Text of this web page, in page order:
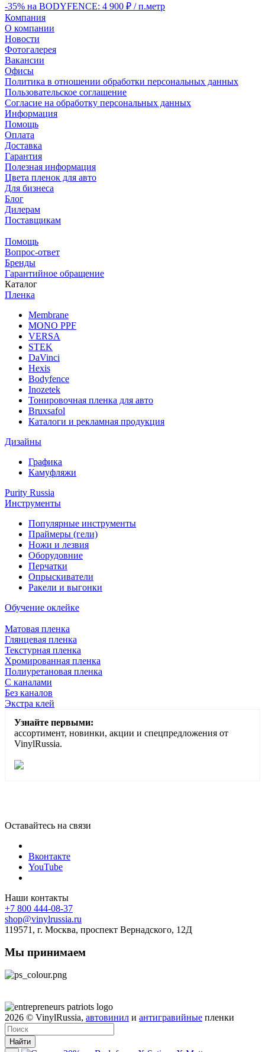
-35% на BODYFENCE: 4 900 ₽ / п.метр
Компания
О компании
Новости
Фотогалерея
Вакансии
Офисы
Политика в отношении обработки персональных данных
Пользовательское соглашение
Согласие на обработку персональных данных
Информация
Помощь
Оплата
Доставка
Гарантия
Полезная информация
Цвета пленок для авто
Для бизнеса
Блог
Дилерам
Поставщикам
Помощь
Вопрос-ответ
Бренды
Гарантийное обращение
Каталог
Пленка
Membrane
MONO PPF
VERSA
STEK
DaVinci
Hexis
Bodyfence
Inozetek
Тонировочная пленка для авто
Bruxsafol
Каталоги и рекламная продукция
Дизайны
Графика
Камуфляжи
Purity Russia
Инструменты
Популярные инструменты
Праймеры (гели)
Ножи и лезвия
Оборудовние
Перчатки
Опрыскиватели
Ракели и выгонки
Обучение оклейке
Матовая пленка
Глянцевая пленка
Текстурная пленка
Хромированная пленка
Полиуретановая пленка
С каналами
Без каналов
Экстра клей
Узнайте первыми:
ассортимент, новинки, акции и спецпредложения от
VinylRussia.
Оставайтесь на связи
Вконтакте
YouTube
Наши контакты
+7 800 444-08-37
shop@vinylrussia.ru
119571, г. Москва, проспект Вернадского, 12Д
Мы принимаем
2026 © VinylRussia, автовинил и антигравийные пленки
Найти